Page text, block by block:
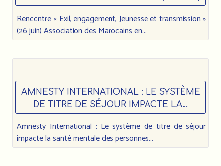
Rencontre « Exil, engagement, Jeunesse et transmission »
(26 juin) Association des Marocains en...
AMNESTY INTERNATIONAL : LE SYSTÈME
DE TITRE DE SÉJOUR IMPACTE LA...
Amnesty International : Le système de titre de séjour
impacte la santé mentale des personnes...